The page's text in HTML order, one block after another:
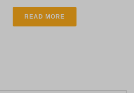
READ MORE